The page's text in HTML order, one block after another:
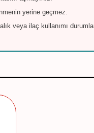
yerine geçmez.
veya ilaç kullanımı